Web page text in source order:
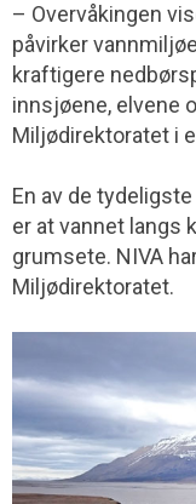
– Overvåkingen
påvirker
kraftigere
innsjøene, elvene
Miljødirektoratet i
En av de
er at vannet langs
grumsete. NIVA
Miljødirektoratet.